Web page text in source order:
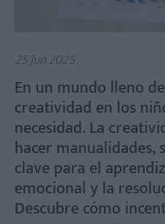
25 Jun 2025
En un mundo lleno
creatividad en los
necesidad. La
hacer
clave para el
emocional y la
Descubre cómo